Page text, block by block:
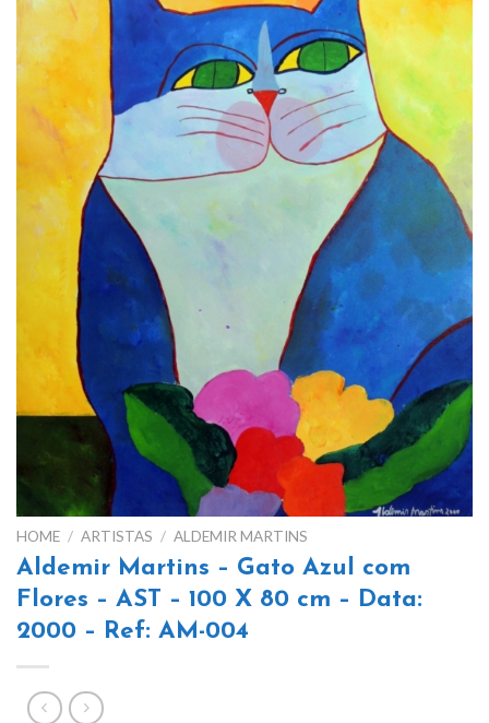
Add
to
HOME / ARTISTAS / ALDEMIR MARTINS
Aldemir Martins – Gato Azul com
Flores – AST – 100 X 80 cm – Data:
2000 – Ref: AM-004